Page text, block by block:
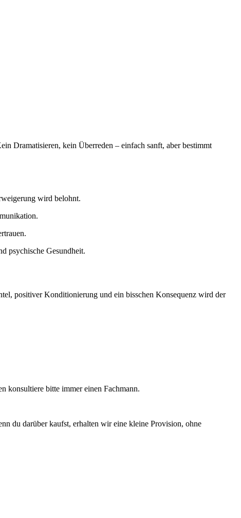
Dramatisieren, kein Überreden – einfach sanft, aber bestimmt
wird belohnt.
psychische Gesundheit.
positiver Konditionierung und ein bisschen Konsequenz wird der
konsultiere bitte immer einen Fachmann.
du darüber kaufst, erhalten wir eine kleine Provision, ohne